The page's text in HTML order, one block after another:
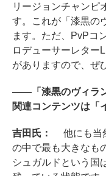
リージョンチャンピ
す。これが「漆黒の
ます。ただ、PvPコ
ロデューサーレター
がありますので、ぜ
――「漆黒のヴィラ
関連コンテンツは「
吉田氏： 他にも当
の中で最も大きなも
シュガルドという国